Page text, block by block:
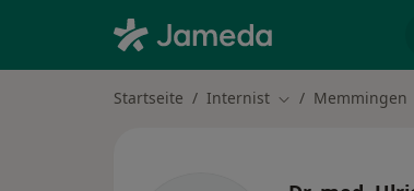
Startseite Internist Stadt ändern
Memmingen